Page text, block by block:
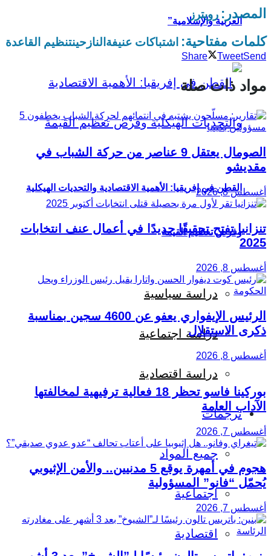
العربية والإسلامية”
القطن في إفريقيا: الأهمية الاقتصادية والتحديات الهيكلية
وفرص تعظيم القيمة
دراسة سياسية
دراسة اجتماعية
دراسة اقتصادية
ترجمات
جميع المواد
اجتماعية
اقتصادية
المصدر: رويترز
كلمات مفتاحية: اشتباكات عنيفة النازحينتنظيم القاعدة
Share TweetSend
مواد ذات صلة
الصومال يعتقل 9 عناصر من حركة الشباب في
مقديشو
أغسطس 8, 2026
تنزانيا تفتح تحقيقًا جديدًا في أعمال عنف انتخابات
2025
أغسطس 8, 2026
الرئيس الإيفواري يعفو عن 4600 سجين بمناسبة
ذكرى الاستقلال
أغسطس 8, 2026
بوركينا فاسو تحظر 18 فعالية ترفيهية لمخالفتها
الآداب العامة
أغسطس 7, 2026
هجوم في أمهرة يوقع 5 مدنيين.. والأمن الإثيوبي
يُحمّل “فانو” المسؤولية
أغسطس 7, 2026